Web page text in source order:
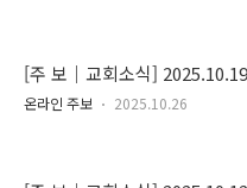
[주 보｜교회소식] 2025.10.19
온라인 주보 2025.10.26